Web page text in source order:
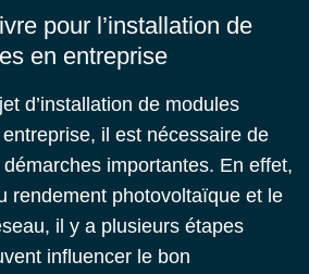
pour l’installation de
en entreprise
d’installation de modules
il est nécessaire de
importantes. En effet,
rendement photovoltaïque et le
il y a plusieurs étapes
influencer le bon